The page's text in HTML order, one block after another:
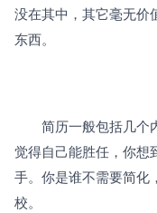
没在其中，其它毫无价
东西。
简历一般包括几个
觉得自己能胜任，你想
手。你是谁不需要简化
校。